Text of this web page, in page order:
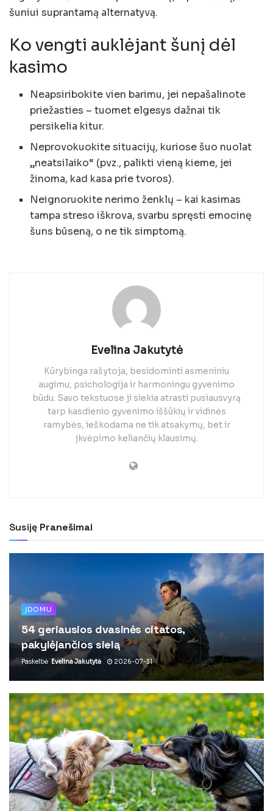
šuniui suprantamą alternatyvą.
Ko vengti auklėjant šunį dėl
kasimo
Neapsiribokite vien barimu, jei nepašalinote
priežasties – tuomet elgesys dažnai tik
persikelia kitur.
Neprovokuokite situacijų, kuriose šuo nuolat
„neatsilaiko“ (pvz., palikti vieną kieme, jei
žinoma, kad kasa prie tvoros).
Neignoruokite nerimo ženklų – kai kasimas
tampa streso iškrova, svarbu spręsti emocinę
šuns būseną, o ne tik simptomą.
Evelina Jakutytė
Kūrybinga rašytoja, besidominti asmeniniu
augimu, psichologija ir harmoningu gyvenimo
būdu. Savo tekstuose ji siekia atrasti pusiausvyrą
tarp kasdienio gyvenimo iššūkių ir vidinės
ramybės, ieškodama ne tik atsakymų, bet ir
įkvėpimo keliančių klausimų.
Susiję Pranešimai
ĮDOMU
54 geriausios dvasinės citatos,
pakylėjančios sielą
Paskelbė Evelina Jakutytė 2026-07-31